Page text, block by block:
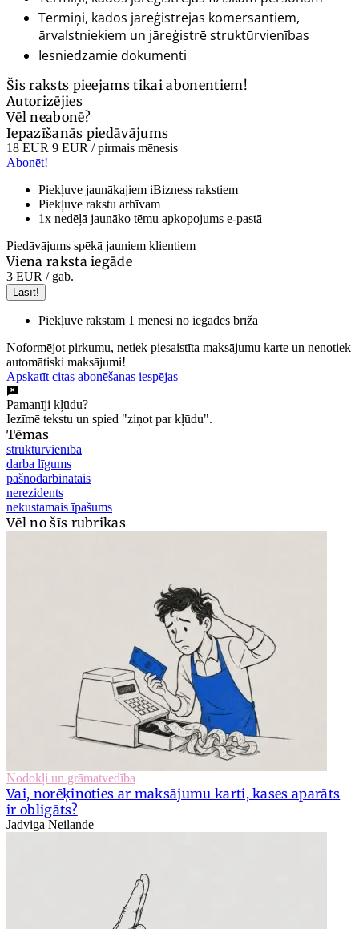
Termiņi, kādos jāreģistrējas komersantiem,
ārvalstniekiem un jāreģistrē struktūrvienības
Iesniedzamie dokumenti
Šis raksts pieejams tikai abonentiem!
Autorizējies
Vēl neabonē?
Iepazīšanās piedāvājums
18 EUR 9 EUR / pirmais mēnesis
Abonēt!
Piekļuve jaunākajiem iBizness rakstiem
Piekļuve rakstu arhīvam
1x nedēļā jaunāko tēmu apkopojums e-pastā
Piedāvājums spēkā jauniem klientiem
Viena raksta iegāde
3 EUR / gab.
Lasīt!
Piekļuve rakstam 1 mēnesi no iegādes brīža
Noformējot pirkumu, netiek piesaistīta maksājumu karte un nenotiek
automātiski maksājumi!
Apskatīt citas abonēšanas iespējas
Pamanīji kļūdu?
Iezīmē tekstu un spied "ziņot par kļūdu".
Tēmas
struktūrvienība
darba līgums
pašnodarbinātais
nerezidents
nekustamais īpašums
Vēl no šīs rubrikas
Nodokļi un grāmatvedība
Vai, norēķinoties ar maksājumu karti, kases aparāts
ir obligāts?
Jadviga Neilande